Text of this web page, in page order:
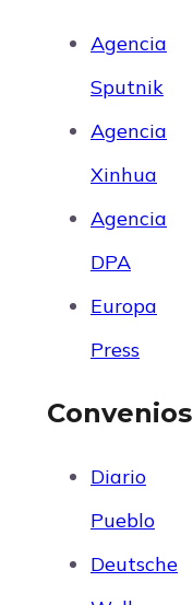
Agencia
Sputnik
Agencia
Xinhua
Agencia
DPA
Europa
Press
Convenios
Diario
Pueblo
Deutsche